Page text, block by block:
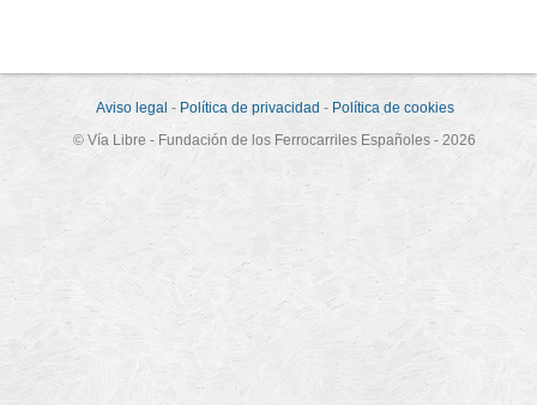
Aviso legal - Política de privacidad - Política de cookies
© Vía Libre - Fundación de los Ferrocarriles Españoles - 2026